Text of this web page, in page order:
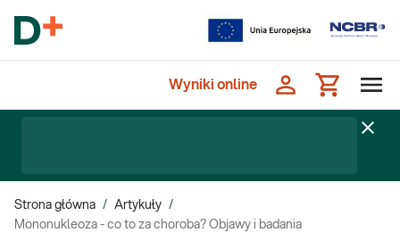
Wyniki online
Strona główna / Artykuły /
Mononukleoza - co to za choroba? Objawy i badania